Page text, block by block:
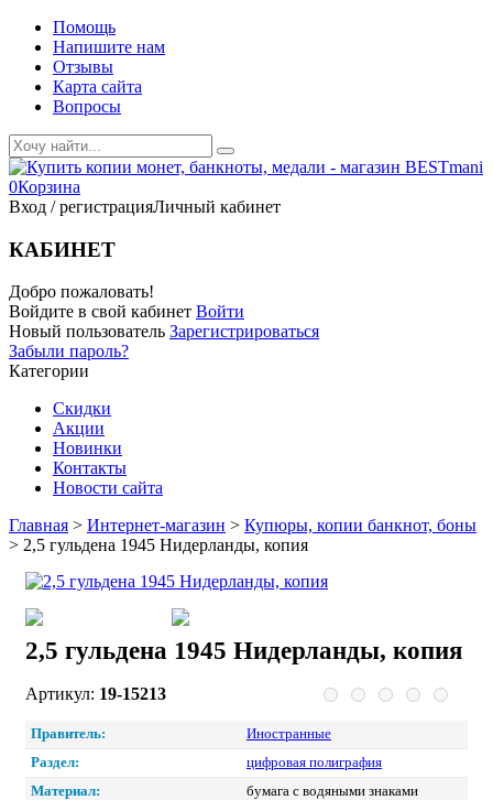
Помощь
Напишите нам
Отзывы
Карта сайта
Вопросы
0Корзина
Вход / регистрацияЛичный кабинет
КАБИНЕТ
Добро пожаловать!
Войдите в свой кабинет Войти
Новый пользователь Зарегистрироваться
Забыли пароль?
Категории
Скидки
Акции
Новинки
Контакты
Новости сайта
Главная > Интернет-магазин > Купюры, копии банкнот, боны
> 2,5 гульдена 1945 Нидерланды, копия
2,5 гульдена 1945 Нидерланды, копия
Артикул: 19-15213
Правитель:
Иностранные
Раздел:
цифровая полиграфия
Материал:
бумага с водяными знаками